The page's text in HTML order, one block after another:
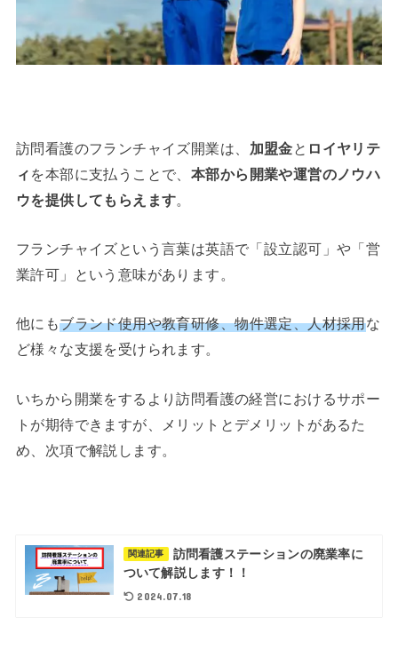
訪問看護のフランチャイズ開業は、 加盟金と ロイヤリテ
ィ を本部に支払うことで、 本部から開業や運営のノウハ
ウを提供してもらえます。
フランチャイズという言葉は英語で「設立認可」や「営
業許可」という意味があります。
他にもブランド使用や教育研修、物件選定、人材採用な
ど様々な支援を受けられます。
いちから開業をするより訪問看護の経営におけるサポー
トが期待できますが、メリットとデメリットがあるた
め、次項で解説します。
関連記事
訪問看護ステーションの廃業率に
ついて解説します！！
2024.07.18